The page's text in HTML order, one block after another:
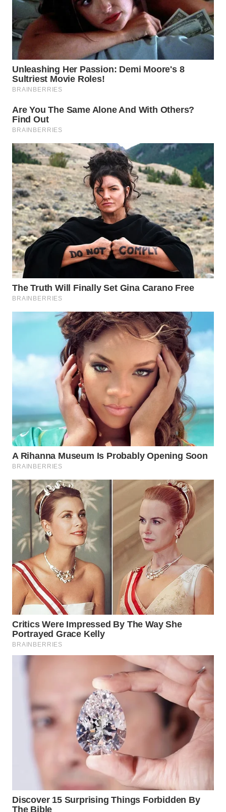
WAHANANEWS
ID
WAHANANEWS
CO ID
NET
SPORT
WAHANA
UMKM
WAHANA
SELEB
WAHANA
PERSONA
WAHANA
OTOMOTIF
WAHANA
WISATA
LAPAK
WAHANA
Wahana
Network
KONSUMEN
LISTRIK
MASYARAKAT
KELISTRIKAN
WALINKI
ID
MAWAKA
MARTABAT
NET
PLN
MKLI
KOPEKLIN